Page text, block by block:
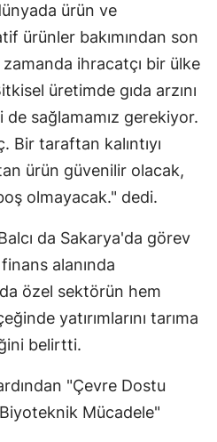
ürün ve
ürünler bakımından son
ihracatçı bir ülke
üretimde gıda arzını
sağlamamız gerekiyor.
Bir taraftan kalıntıyı
ürün güvenilir olacak,
olmayacak." dedi.
da Sakarya'da görev
finans alanında
özel sektörün hem
yatırımlarını tarıma
belirtti.
"Çevre Dostu
Mücadele"